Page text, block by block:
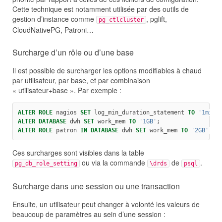
Cette technique est notamment utilisée par des outils de
gestion d’instance comme
pg_ctlcluster , pglift,
CloudNativePG, Patroni…
Surcharge d’un rôle ou d’une base
Il est possible de surcharger les options modifiables à chaud
par utilisateur, par base, et par combinaison
« utilisateur+base ». Par exemple :
ALTER ROLE nagios SET log_min_duration_statement TO '1min
ALTER
DATABASE dwh SET work_mem TO '1GB ' ;
ALTER
ROLE patron IN DATABASE dwh SET work_mem TO '2GB '
Ces surcharges sont visibles dans la table
pg_db_role_setting ou via la commande \drds de psql .
Surcharge dans une session ou une transaction
Ensuite, un utilisateur peut changer à volonté les valeurs de
beaucoup de paramètres au sein d’une session :